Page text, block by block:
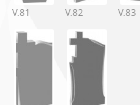
V.81 V.82 V.83